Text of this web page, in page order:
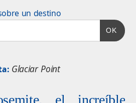
un destino
OK
Glaciar Point
el increíble